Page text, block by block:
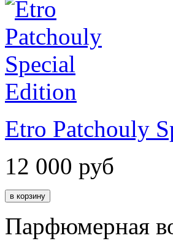
Etro Patchouly
12 000 руб
Парфюмерная